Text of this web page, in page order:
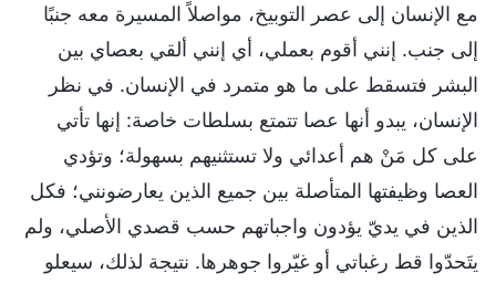
مع الإنسان إلى عصر التوبيخ، مواصلاً المسيرة معه جنبًا
إلى جنب. إنني أقوم بعملي، أي إنني ألقي بعصاي بين
البشر فتسقط على ما هو متمرد في الإنسان. في نظر
الإنسان، يبدو أنها عصا تتمتع بسلطات خاصة: إنها تأتي
على كل مَنْ هم أعدائي ولا تستثنيهم بسهولة؛ وتؤدي
العصا وظيفتها المتأصلة بين جميع الذين يعارضونني؛ فكل
الذين في يديّ يؤدون واجباتهم حسب قصدي الأصلي، ولم
يتَحدّوا قط رغباتي أو غيّروا جوهرها. نتيجة لذلك، سيعلو